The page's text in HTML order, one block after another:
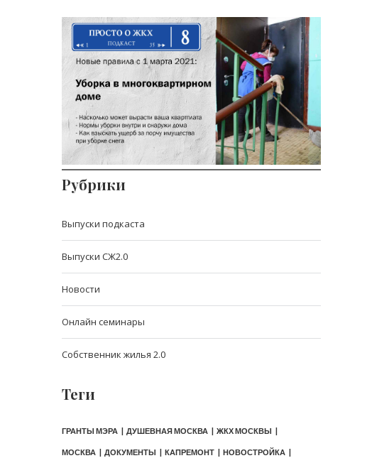
Выпуск 8: Новые нормы
уборки в многоквартирном
доме
Стоит ли ждать повышение квартплаты в
2021 году?
Рубрики
Выпуски подкаста
Выпуски СЖ2.0
Новости
Онлайн семинары
Собственник жилья 2.0
Теги
ГРАНТЫ МЭРА ДУШЕВНАЯ МОСКВА ЖКХ МОСКВЫ
МОСКВА ДОКУМЕНТЫ КАПРЕМОНТ НОВОСТРОЙКА